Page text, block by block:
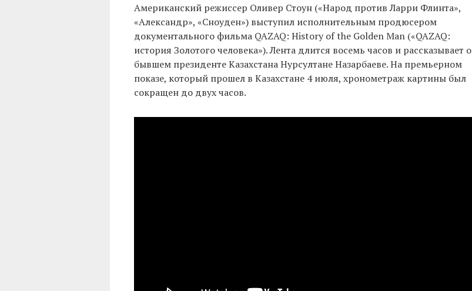
Американский режиссер Оливер Стоун («Народ против Ларри Флинта»,
«Александр», «Сноуден») выступил исполнительным продюсером
документального фильма QAZAQ: History of the Golden Man («QAZAQ:
история Золотого человека»). Лента длится восемь часов и рассказывает о
бывшем президенте Казахстана Нурсултане Назарбаеве. На премьерном
показе, который прошел в Казахстане 4 июля, хронометраж картины был
сокращен до двух часов.